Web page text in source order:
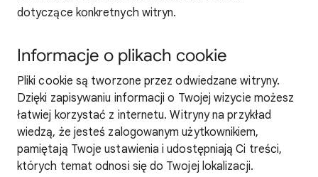
dotyczące konkretnych witryn.
Informacje o plikach cookie
Pliki cookie są tworzone przez odwiedzane witryny.
Dzięki zapisywaniu informacji o Twojej wizycie możesz
łatwiej korzystać z internetu. Witryny na przykład
wiedzą, że jesteś zalogowanym użytkownikiem,
pamiętają Twoje ustawienia i udostępniają Ci treści,
których temat odnosi się do Twojej lokalizacji.